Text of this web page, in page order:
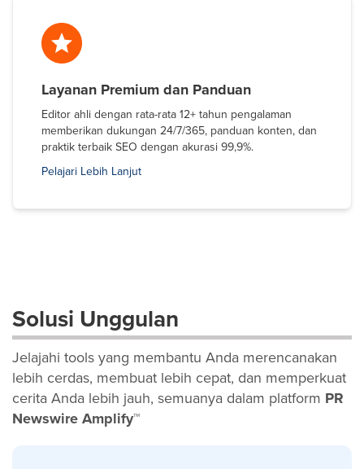
Layanan Premium dan Panduan
Editor ahli dengan rata-rata 12+ tahun pengalaman
memberikan dukungan 24/7/365, panduan konten, dan
praktik terbaik SEO dengan akurasi 99,9%.
Pelajari Lebih Lanjut
Solusi Unggulan
Jelajahi tools yang membantu Anda merencanakan
lebih cerdas, membuat lebih cepat, dan memperkuat
cerita Anda lebih jauh, semuanya dalam platform PR
Newswire Amplify™